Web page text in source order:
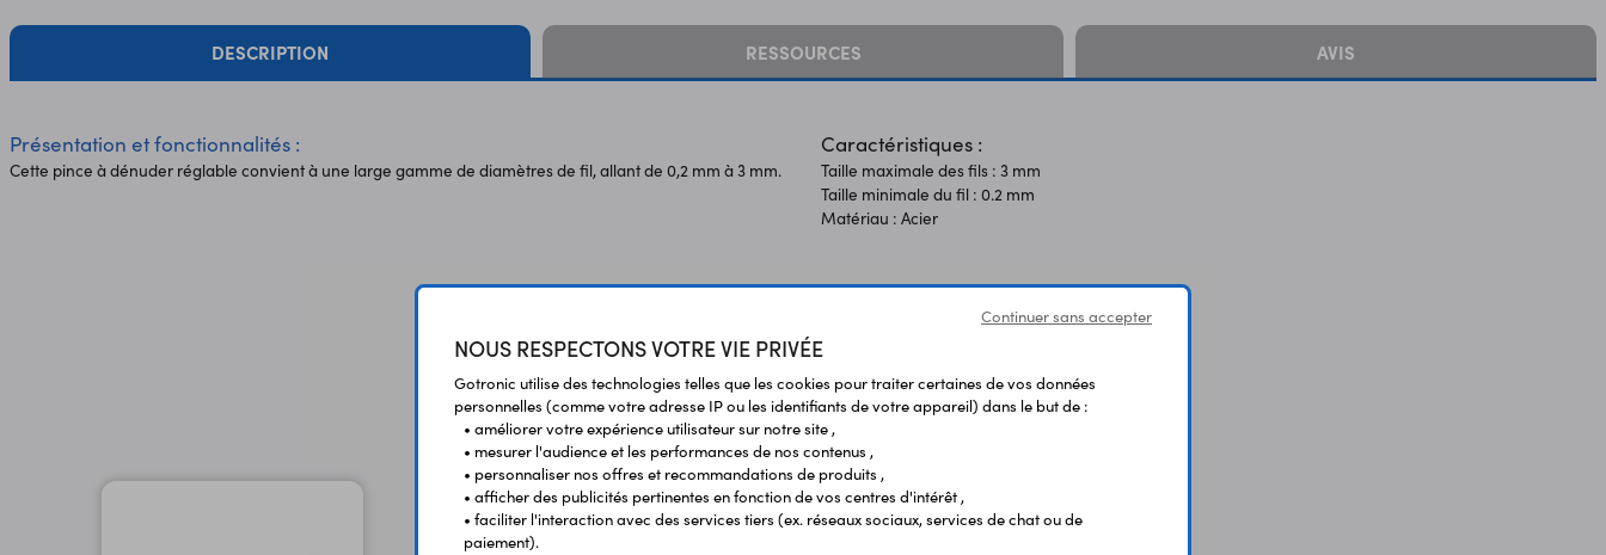
DESCRIPTION RESSOURCES AVIS
Présentation et fonctionnalités :
Cette pince à dénuder réglable convient à une large gamme de diamètres de fil, allant de 0,2 mm à 3 mm.
Caractéristiques :
Taille maximale des fils : 3 mm
Taille minimale du fil : 0.2 mm
Matériau : Acier
Vous avez déja consulté
Continuer sans accepter
NOUS RESPECTONS VOTRE VIE PRIVÉE
Gotronic utilise des technologies telles que les cookies pour traiter certaines de vos données
personnelles (comme votre adresse IP ou les identifiants de votre appareil) dans le but de :
• améliorer votre expérience utilisateur sur notre site ,
• mesurer l'audience et les performances de nos contenus ,
• personnaliser nos offres et recommandations de produits ,
• afficher des publicités pertinentes en fonction de vos centres d'intérêt ,
• faciliter l'interaction avec des services tiers (ex. réseaux sociaux, services de chat ou de
paiement).